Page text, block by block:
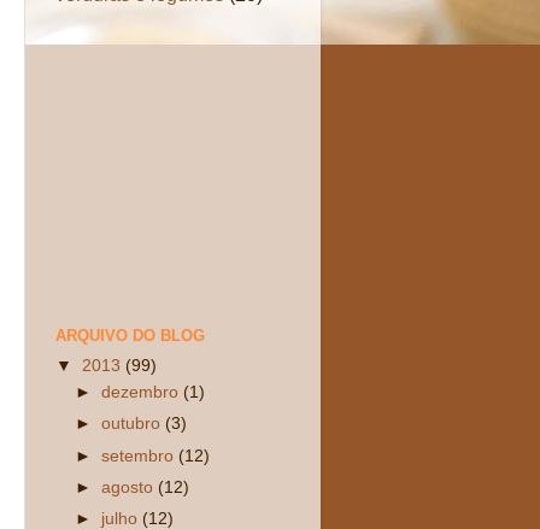
ARQUIVO DO BLOG
▼ 2013 (99)
►dezembro (1)
►outubro (3)
►setembro (12)
►agosto (12)
► julho (12)